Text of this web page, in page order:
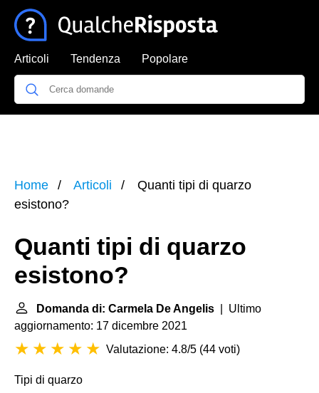
Articoli Tendenza Popolare
Home Articoli
Quanti tipi di quarzo
esistono?
Quanti tipi di quarzo
esistono?
Domanda di: Carmela De Angelis | Ultimo
aggiornamento: 17 dicembre 2021
Valutazione: 4.8/5 (44 voti)
Tipi di quarzo